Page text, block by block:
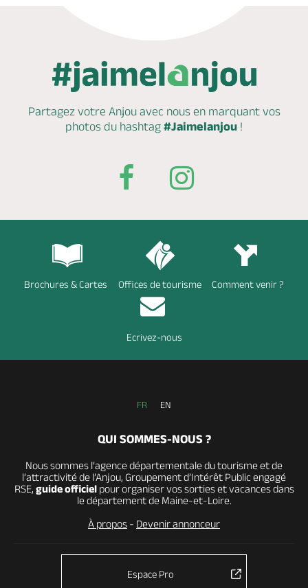
Partagez votre Anjou avec nous en marquantvos
photos du hashtag #Jaimelanjou !
Brochures & Cartes Offices de tourisme Comment venir ?
Ecrivez-nous
FR EN
QUI SOMMES-NOUS ?
Nous sommes l’agence départementale du tourisme et de
l’attractivité de l’Anjou, Groupement d’Intérêt Public engagé
RSE, guide officielpour organiser vos sorties et vacances dans
le département de Maine-et-Loire.
À propos - Devenir annonceur
Espace Pro